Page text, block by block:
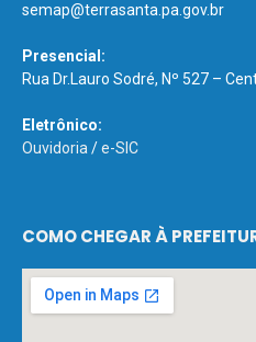
semap@terrasanta.pa.gov.br
Presencial:
Rua Dr.Lauro Sodré, Nº 527 –
Eletrônico:
Ouvidoria /e-SIC
COMO CHEGAR À